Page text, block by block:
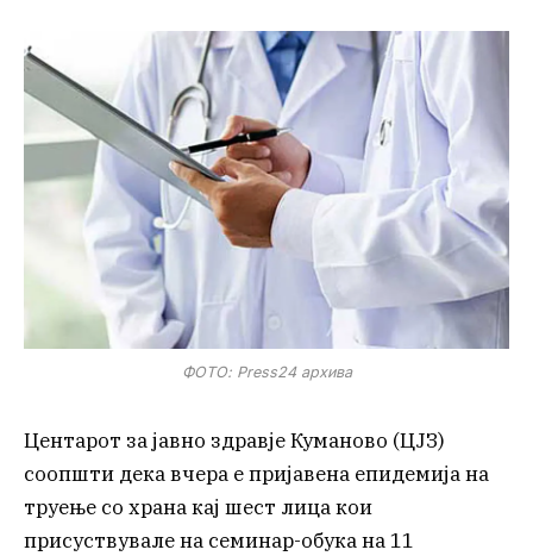
ФОТО: Press24 архива
Центарот за јавно здравје Куманово (ЦЈЗ)
соопшти дека вчера е пријавена епидемија на
труење со храна кај шест лица кои
присуствувале на семинар-обука на 11